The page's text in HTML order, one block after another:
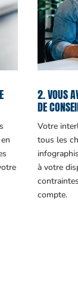
2. VOUS
DE
Votre
tous les
à votre
compte.